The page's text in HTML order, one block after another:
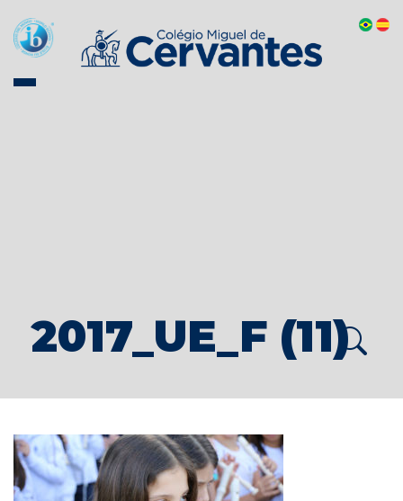
2017_UE_F (11)